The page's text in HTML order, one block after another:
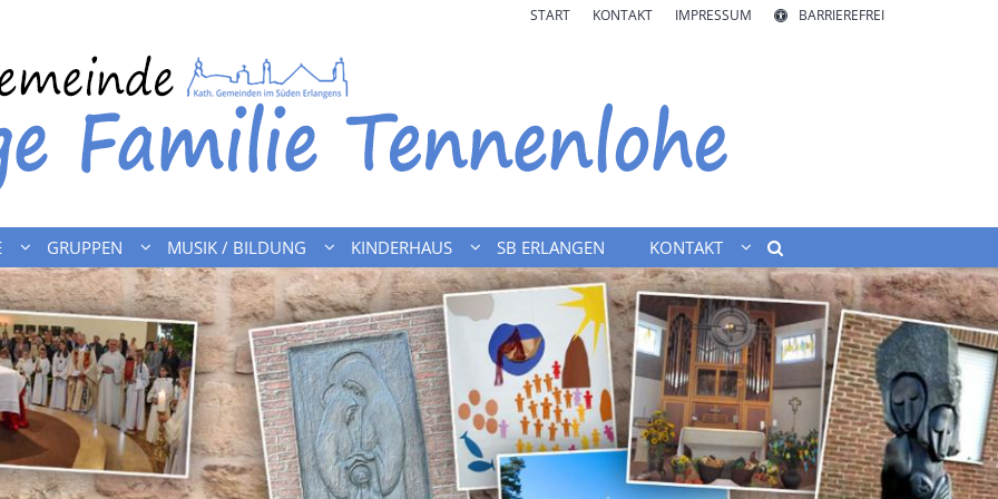
START KONTAKT IMPRESSUM BARRIEREFREI
GRUPPEN MUSIK / BILDUNG KINDERHAUS SB ERLANGEN KONTAKT